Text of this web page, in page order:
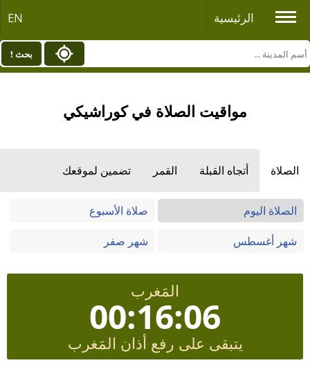
الرئيسية EN
بحث !
مواقيت الصلاة في كوراشيكي
الصلاة أتجاه القبلة القمر تضمين لموقعك
الصلاة اليوم
صلاة الأسبوع
شهر أغسطس
شهر صفر
المَغرب
00:16:06
يتبقى على رفع أذان المَغرب